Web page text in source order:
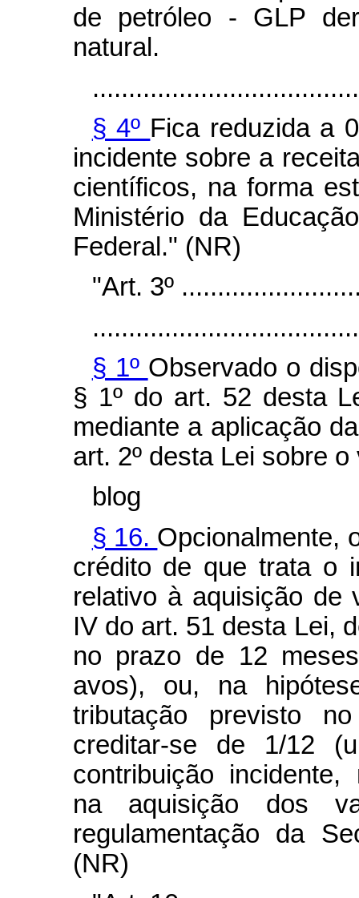
de petróleo - GLP
natural.
§ 4º Fica reduzida a
incidente sobre a
científicos, na forma
Ministério da
Federal." (NR)
"Art. 3º
§ 1º Observado o
§ 1º do art. 52 desta
mediante a aplicação
art. 2º desta Lei sobre o
blog
§ 16. Opcionalmente,
crédito de que trata o
relativo à aquisição de
IV do art. 51 desta Lei,
no prazo de 12
avos), ou, na
tributação previsto
creditar-se de 1/12
contribuição
na aquisição dos
regulamentação da
(NR)